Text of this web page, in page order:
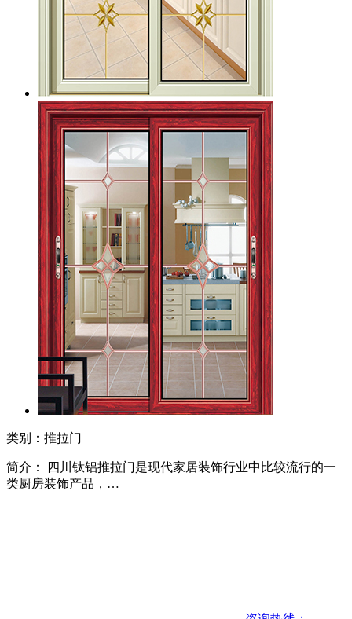
类别：推拉门
简介： 四川钛铝推拉门是现代家居装饰行业中比较流行的一
类厨房装饰产品，…